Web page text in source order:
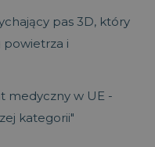
pas 3D, który
i
medyczny w UE -
kategorii"